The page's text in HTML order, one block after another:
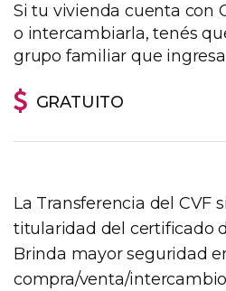
Si tu vivienda cuenta con
o intercambiarla, tenés
grupo familiar que
GRATUITO
La Transferencia del CVF
titularidad del certificado
Brinda mayor seguridad
compra/venta/